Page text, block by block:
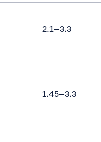
2.1—3.3
1.45—3.3